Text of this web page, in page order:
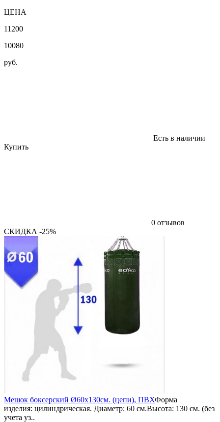
ЦЕНА
11200
10080
руб.
Есть в наличии
Купить
0 отзывов
СКИДКА -25%
Мешок боксерский Ø60х130см. (цепи), ПВХФорма
изделия: цилиндрическая. Диаметр: 60 см.Высота: 130 см. (без
учета уз..